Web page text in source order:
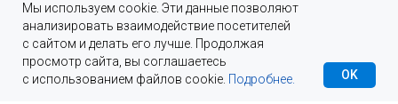
Заказать звонок Каталог
Мы используем cookie. Эти данные позволяют
анализировать взаимодействие посетителей
с сайтом и делать его лучше. Продолжая
просмотр сайта, вы соглашаетесь
с использованием файлов cookie. Подробнее. OK
ООО "Скило" ИНН 0269040970 ОГРН
1200200038895
Информация на сайте не является публичной офертой, определяемой
положениями Статьи 437 Гражданского кодекса РФ